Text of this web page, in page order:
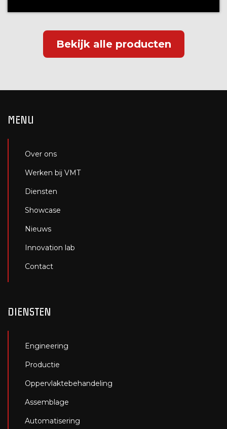
Bekijk alle producten
MENU
Over ons
Werken bij VMT
Diensten
Showcase
Nieuws
Innovation lab
Contact
DIENSTEN
Engineering
Productie
Oppervlaktebehandeling
Assemblage
Automatisering